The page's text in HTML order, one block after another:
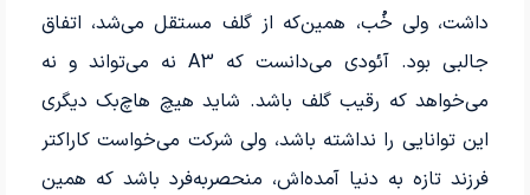
داشت، ولی خُب، همین‌که از گلف مستقل می‌شد، اتفاق
جالبی بود. آئودی می‌دانست که A3 نه می‌تواند و نه
می‌خواهد که رقیب گلف باشد. شاید هیچ هاچ‌بک دیگری
این توانایی را نداشته باشد، ولی شرکت می‌خواست کاراکتر
فرزند تازه به دنیا آمده‌اش، منحصربه‌فرد باشد که همین